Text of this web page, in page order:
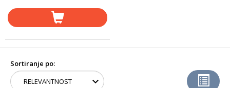
Sortiranje po: